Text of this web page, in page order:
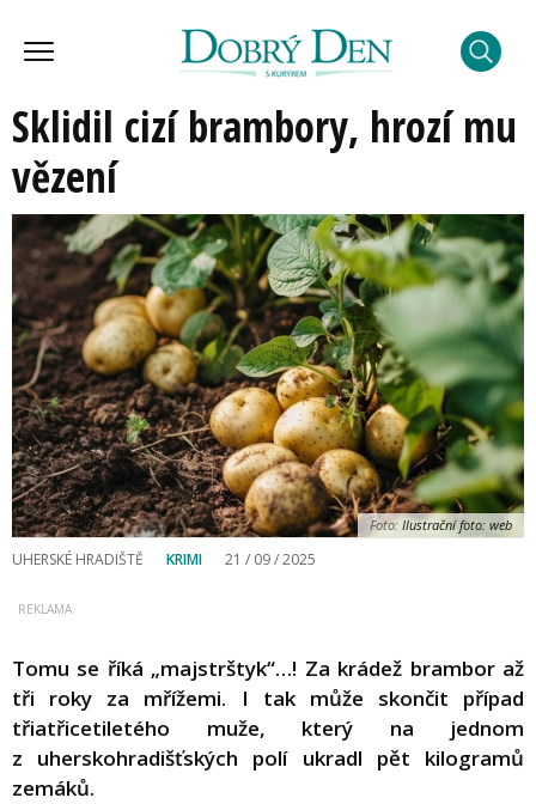
Sklidil cizí brambory, hrozí mu
vězení
Foto: Ilustrační foto: web
UHERSKÉ HRADIŠTĚ KRIMI 21 / 09 / 2025
Tomu se říká „majstrštyk“…! Za krádež brambor až
tři roky za mřížemi. I tak může skončit případ
třiatřicetiletého muže, který na jednom
z uherskohradišťských polí ukradl pět kilogramů
zemáků.